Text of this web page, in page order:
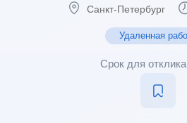
Санкт-Петербург
Удаленная
Срок для